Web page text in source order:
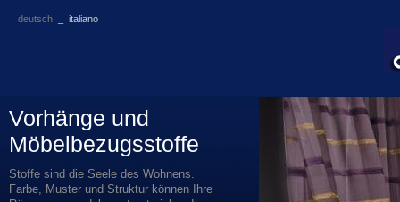
deutsch italiano
Vorhänge und
Möbelbezugsstoffe
Stoffe sind die Seele des Wohnens.
Farbe, Muster und Struktur können
Ihre